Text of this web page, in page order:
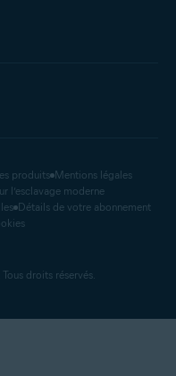
produits Mentions légales
l’esclavage moderne
Détails de votre abonnement
droits réservés.